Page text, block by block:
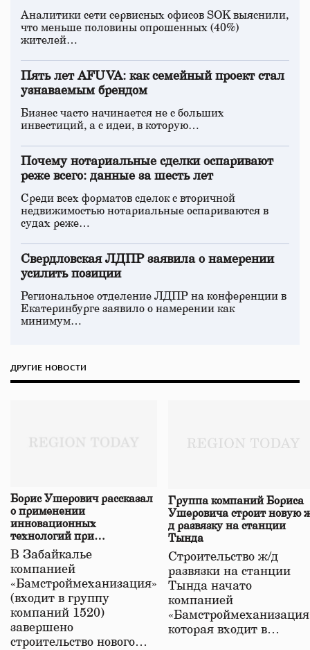
Аналитики сети сервисных офисов SOK выяснили,
что меньше половины опрошенных (40%)
жителей…
Пять лет AFUVA: как семейный проект стал
узнаваемым брендом
Бизнес часто начинается не с больших
инвестиций, а с идеи, в которую…
Почему нотариальные сделки оспаривают
реже всего: данные за шесть лет
Среди всех форматов сделок с вторичной
недвижимостью нотариальные оспариваются в
судах реже…
Свердловская ЛДПР заявила о намерении
усилить позиции
Региональное отделение ЛДПР на конференции в
Екатеринбурге заявило о намерении как
минимум…
ДРУГИЕ НОВОСТИ
Борис Ушерович рассказал
о применении
инновационных
технологий при
строительстве нового моста
в Забайкалье
В Забайкалье
компанией
«Бамстроймеханизация»
(входит в группу
компаний 1520)
завершено
строительство нового…
Группа компаний Бориса
Ушеровича строит новую
д развязку на станции
Тында
Строительство ж/д
развязки на станции
Тында начато
компанией
которая входит в…